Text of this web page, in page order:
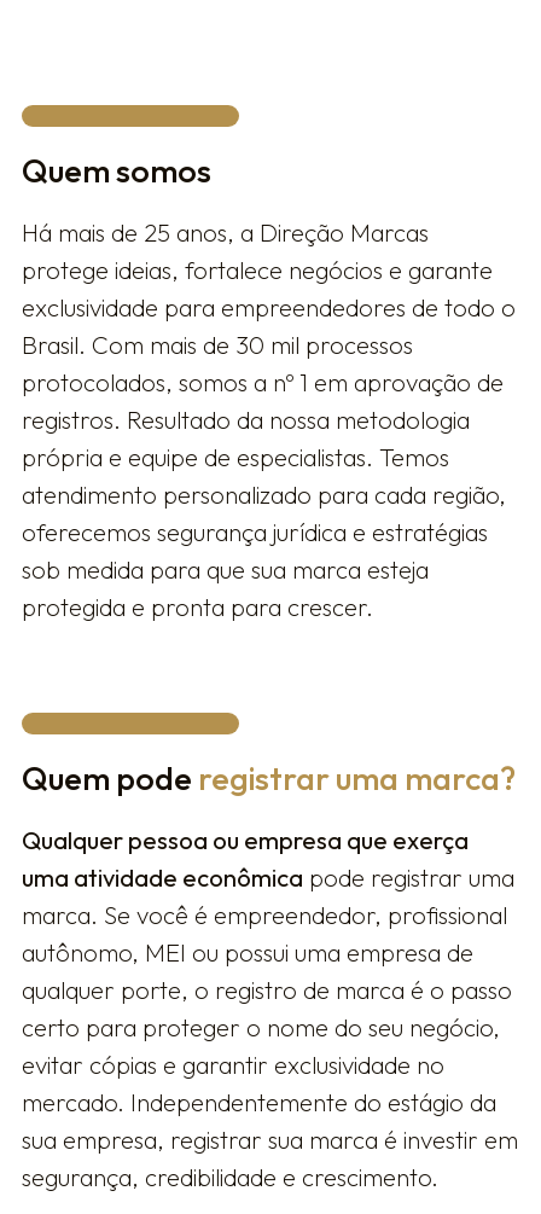
Quem somos
Há mais de 25 anos, a Direção Marcas
protege ideias, fortalece negócios e garante
exclusividade para empreendedores de todo o
Brasil. Com mais de 30 mil processos
protocolados, somos a nº 1 em aprovação de
registros. Resultado da nossa metodologia
própria e equipe de especialistas. Temos
atendimento personalizado para cada região,
oferecemos segurança jurídica e estratégias
sob medida para que sua marca esteja
protegida e pronta para crescer.
Quem pode registrar uma marca?
Qualquer pessoa ou empresa que exerça
uma atividade econômica pode registrar uma
marca. Se você é empreendedor, profissional
autônomo, MEI ou possui uma empresa de
qualquer porte, o registro de marca é o passo
certo para proteger o nome do seu negócio,
evitar cópias e garantir exclusividade no
mercado. Independentemente do estágio da
sua empresa, registrar sua marca é investir em
segurança, credibilidade e crescimento.